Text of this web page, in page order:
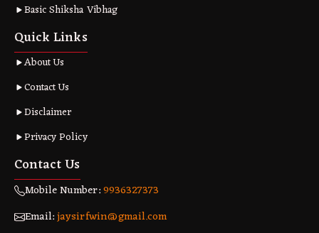
Basic Shiksha Vibhag
Quick Links
About Us
Contact Us
Disclaimer
Privacy Policy
Contact Us
Mobile Number:9936327373
Email:jaysirfwin@gmail.com